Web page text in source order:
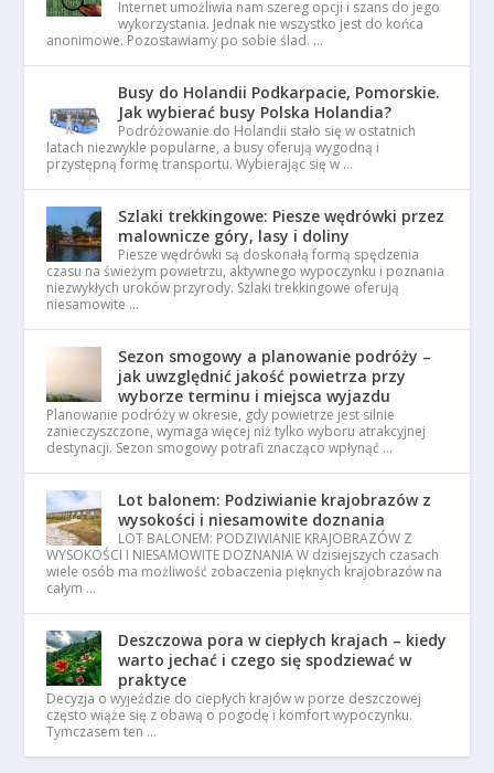
Internet umożliwia nam szereg opcji i szans do jego
wykorzystania. Jednak nie wszystko jest do końca
anonimowe. Pozostawiamy po sobie ślad. …
Busy do Holandii Podkarpacie, Pomorskie.
Jak wybierać busy Polska Holandia?
Podróżowanie do Holandii stało się w ostatnich
latach niezwykle popularne, a busy oferują wygodną i
przystępną formę transportu. Wybierając się w …
Szlaki trekkingowe: Piesze wędrówki przez
malownicze góry, lasy i doliny
Piesze wędrówki są doskonałą formą spędzenia
czasu na świeżym powietrzu, aktywnego wypoczynku i poznania
niezwykłych uroków przyrody. Szlaki trekkingowe oferują
niesamowite …
Sezon smogowy a planowanie podróży –
jak uwzględnić jakość powietrza przy
wyborze terminu i miejsca wyjazdu
Planowanie podróży w okresie, gdy powietrze jest silnie
zanieczyszczone, wymaga więcej niż tylko wyboru atrakcyjnej
destynacji. Sezon smogowy potrafi znacząco wpłynąć …
Lot balonem: Podziwianie krajobrazów z
wysokości i niesamowite doznania
LOT BALONEM: PODZIWIANIE KRAJOBRAZÓW Z
WYSOKOŚCI I NIESAMOWITE DOZNANIA W dzisiejszych czasach
wiele osób ma możliwość zobaczenia pięknych krajobrazów na
całym …
Deszczowa pora w ciepłych krajach – kiedy
warto jechać i czego się spodziewać w
praktyce
Decyzja o wyjeździe do ciepłych krajów w porze deszczowej
często wiąże się z obawą o pogodę i komfort wypoczynku.
Tymczasem ten …